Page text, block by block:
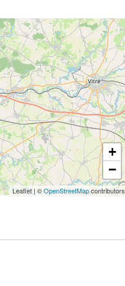
+
−
Leaflet | ©OpenStreetMapcontributors